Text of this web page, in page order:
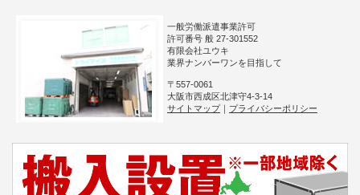
一般労働派遣事業許可
許可番号 般 27-301552
有限会社ユウキ
業界ナンバーワンを目指して
〒557-0061
大阪市西成区北津守4-3-14
サイトマップ｜ プライバシーポリシー